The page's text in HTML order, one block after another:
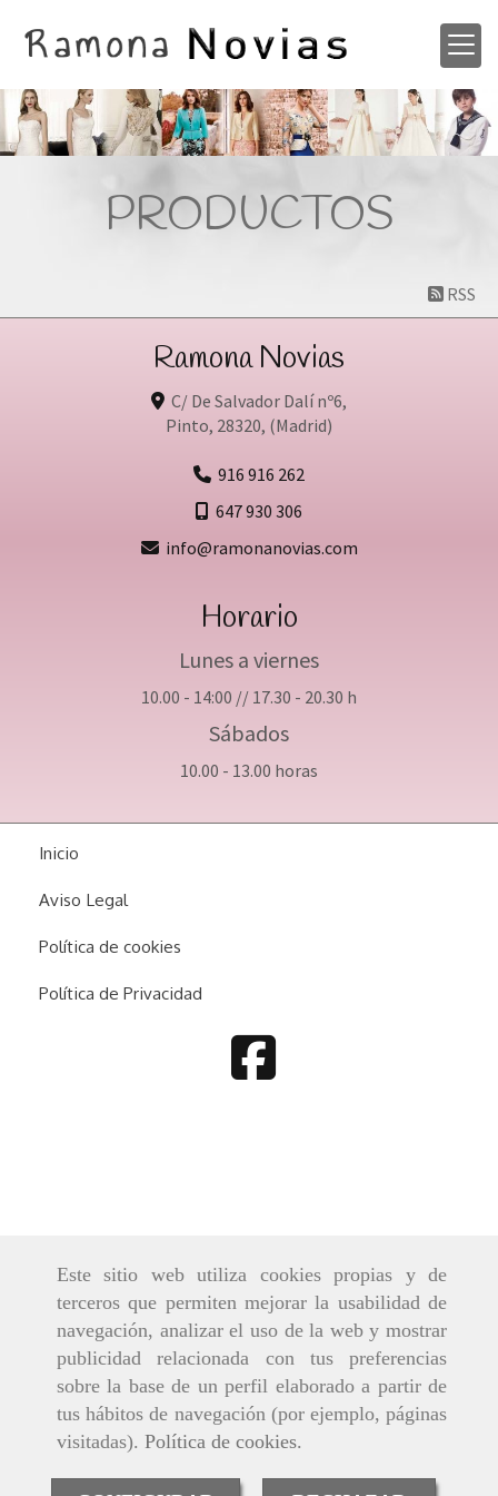
Este sitio web utiliza cookies propias y de
terceros que permiten mejorar la usabilidad de
navegación, analizar el uso de la web y mostrar
publicidad relacionada con tus preferencias
sobre la base de un perfil elaborado a partir de
tus hábitos de navegación (por ejemplo, páginas
visitadas). Política de cookies.
PRODUCTOS
RSS
Ramona Novias
C/ De Salvador Dalí nº6,
Pinto, 28320, (Madrid)
916 916 262
647 930 306
info
ramonanovias.com
Horario
Lunes a viernes
10.00 - 14:00 // 17.30 - 20.30 h
Sábados
10.00 - 13.00 horas
Inicio
Aviso Legal
Política de cookies
Política de Privacidad